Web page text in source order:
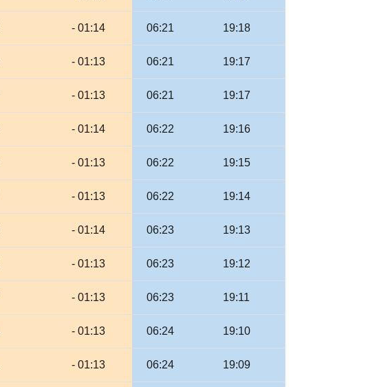
- 01:14 06:21 19:18
- 01:13 06:21 19:17
- 01:13 06:21 19:17
- 01:14 06:22 19:16
- 01:13 06:22 19:15
- 01:13 06:22 19:14
- 01:14 06:23 19:13
- 01:13 06:23 19:12
- 01:13 06:23 19:11
- 01:13 06:24 19:10
- 01:13 06:24 19:09